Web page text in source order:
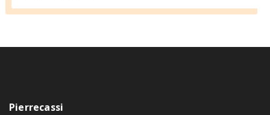
Pierrecassi